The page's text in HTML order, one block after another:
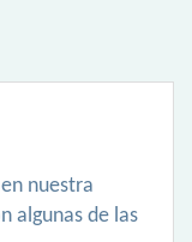
nuestra
algunas de las